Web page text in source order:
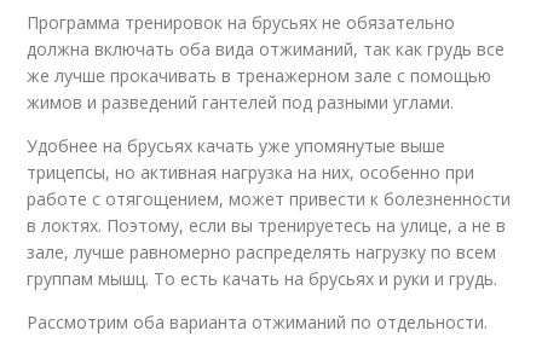
Программа тренировок на брусьях не обязательно
должна включать оба вида отжиманий, так как грудь все
же лучше прокачивать в тренажерном зале с помощью
жимов и разведений гантелей под разными углами.
Удобнее на брусьях качать уже упомянутые выше
трицепсы, но активная нагрузка на них, особенно при
работе с отягощением, может привести к болезненности
в локтях. Поэтому, если вы тренируетесь на улице, а не в
зале, лучше равномерно распределять нагрузку по всем
группам мышц. То есть качать на брусьях и руки и грудь.
Рассмотрим оба варианта отжиманий по отдельности.